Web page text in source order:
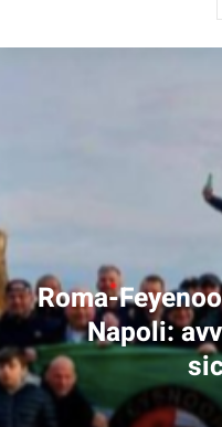
Roma-
Napoli: